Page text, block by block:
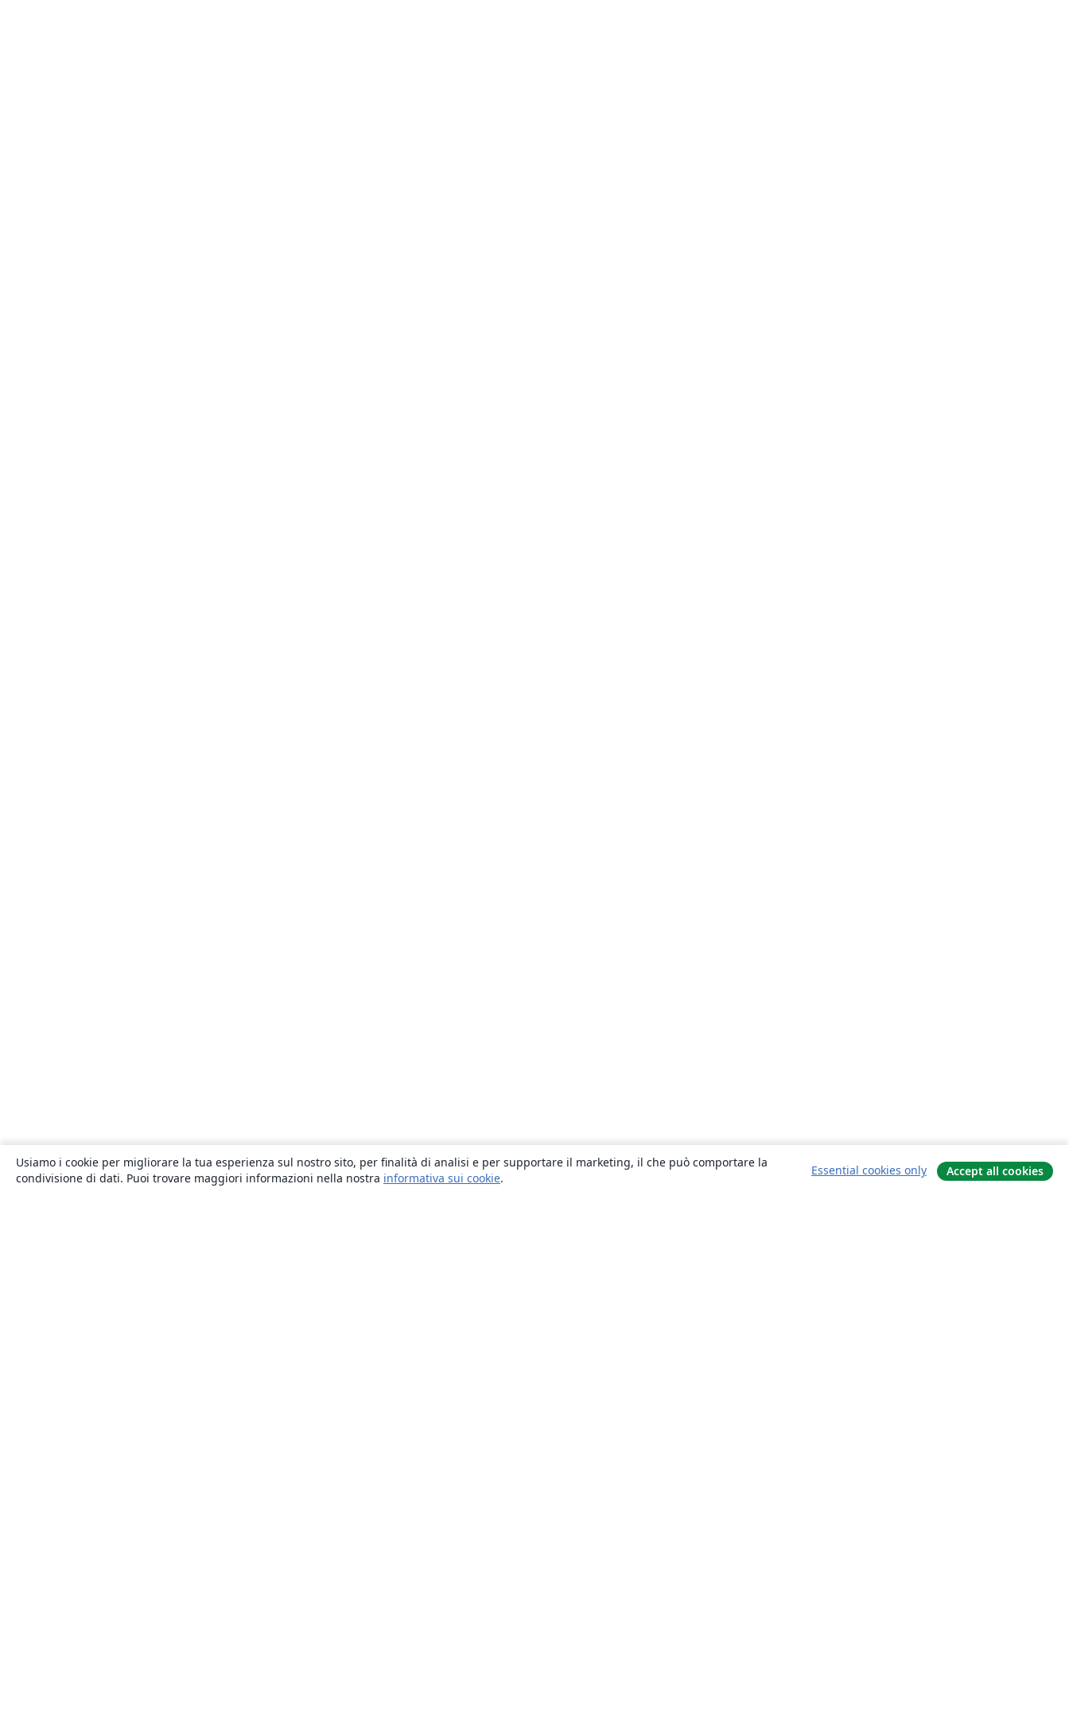
Usiamo i cookie per migliorare la tua esperienza sul nostro sito, per finalità di analisi e per supportare il marketing, il che può comportare la
condivisione di dati. Puoi trovare maggiori informazioni nella nostra informativa sui cookie.
Essential cookies only Accept all cookies